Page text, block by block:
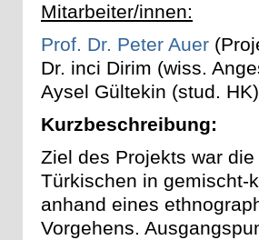
Mitarbeiter/innen:
Prof. Dr. Peter Auer
Dr. inci Dirim (wiss.
Aysel Gültekin (stud. HK)
Kurzbeschreibung:
Ziel des Projekts war
Türkischen in gemischt-
anhand eines
Vorgehens.